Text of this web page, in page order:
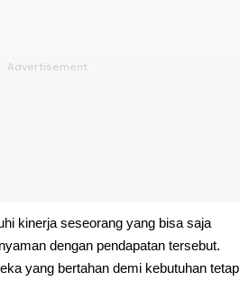
kinerja seseorang yang bisa saja
dengan pendapatan tersebut.
yang bertahan demi kebutuhan tetap